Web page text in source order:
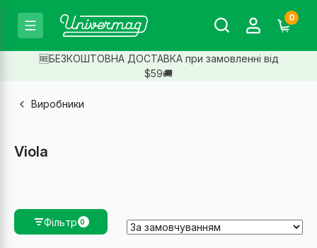
0
🆓БЕЗКОШТОВНА ДОСТАВКА при замовленні від
$59🚚
Виробники
Viola
Фільтр 0